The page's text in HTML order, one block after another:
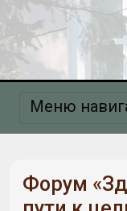
Меню
Форум